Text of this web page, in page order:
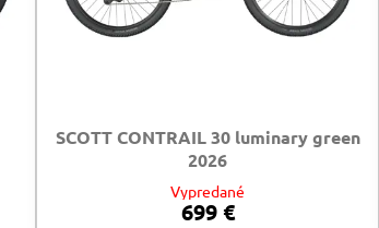
SCOTT CONTRAIL 30 luminary green
2026
Vypredané
699 €